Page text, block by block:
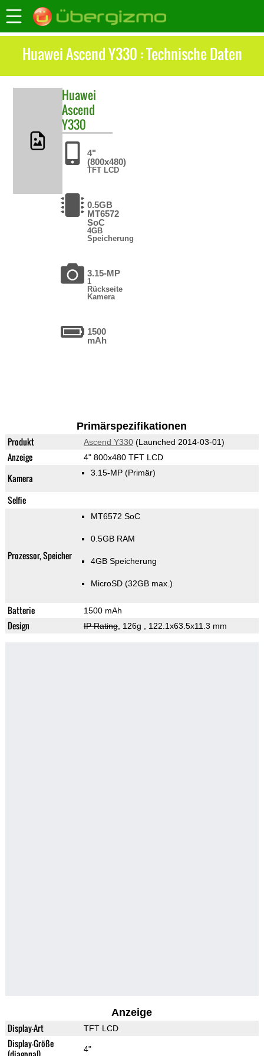
Huawei Ascend Y330 : Technische Daten
Huawei
Ascend
Y330
4"
(800x480)
TFT LCD
0.5GB
MT6572
SoC
4GB
Speicherung
3.15-MP
1
Rückseite
Kamera
1500
mAh
Primärspezifikationen
Produkt Ascend Y330(Launched 2014-03-01)
Anzeige 4" 800x480 TFT LCD
Kamera 3.15-MP (Primär)
Selfie
Prozessor, Speicher
MT6572 SoC
0.5GB RAM
4GB Speicherung
MicroSD (32GB max.)
Batterie 1500 mAh
Design IP Rating, 126g , 122.1x63.5x11.3 mm
Anzeige
Display-Art TFT LCD
Display-Größe
4"